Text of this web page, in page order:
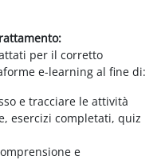
per il corretto
e-learning al fine di:
e tracciare le attività
esercizi completati, quiz
e